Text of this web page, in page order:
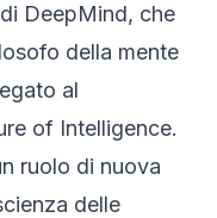
DeepMind, che
della mente
al
of Intelligence.
ruolo di nuova
delle